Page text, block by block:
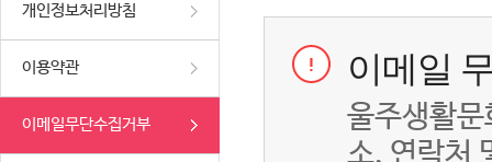
개인정보처리방침
이용약관
이메일무단수집거부
이메일
울주생활
소, 연락처